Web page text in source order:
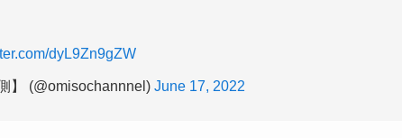
dyL9Zn9gZW
】 (@omisochannnel) June 17, 2022